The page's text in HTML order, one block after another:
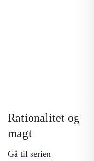
Rationalitet og
magt
Gå til serien